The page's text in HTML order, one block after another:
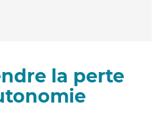
la perte